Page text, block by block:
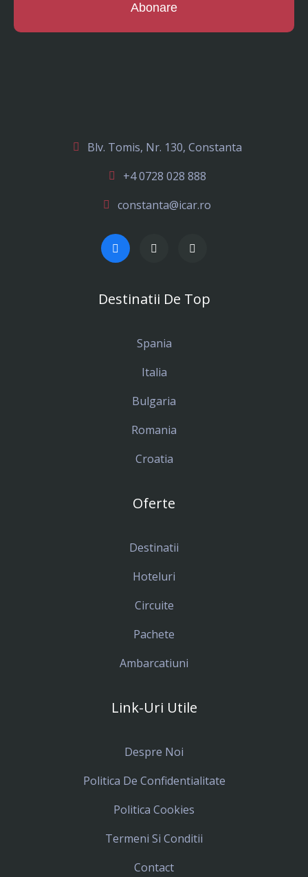
Abonare
Blv. Tomis, Nr. 130, Constanta
+4 0728 028 888
constanta@icar.ro
Destinatii De Top
Spania
Italia
Bulgaria
Romania
Croatia
Oferte
Destinatii
Hoteluri
Circuite
Pachete
Ambarcatiuni
Link-Uri Utile
Despre Noi
Politica De Confidentialitate
Politica Cookies
Termeni Si Conditii
Contact